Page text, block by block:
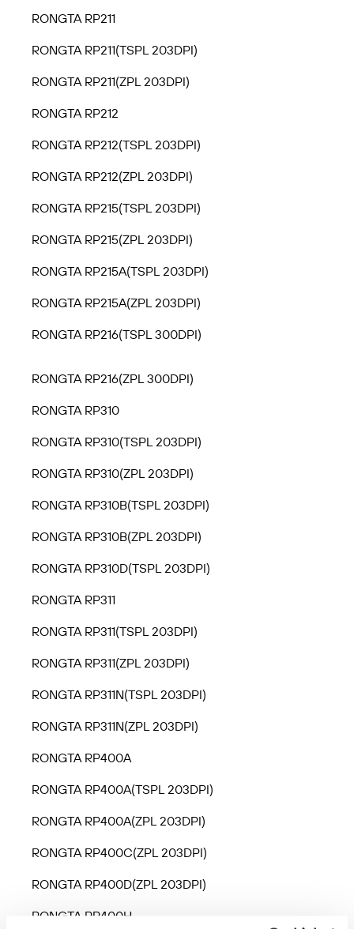
RONGTA RP211
RONGTA RP211(TSPL 203DPI)
RONGTA RP211(ZPL 203DPI)
RONGTA RP212
RONGTA RP212(TSPL 203DPI)
RONGTA RP212(ZPL 203DPI)
RONGTA RP215(TSPL 203DPI)
RONGTA RP215(ZPL 203DPI)
RONGTA RP215A(TSPL 203DPI)
RONGTA RP215A(ZPL 203DPI)
RONGTA RP216(TSPL 300DPI)
RONGTA RP216(ZPL 300DPI)
RONGTA RP310
RONGTA RP310(TSPL 203DPI)
RONGTA RP310(ZPL 203DPI)
RONGTA RP310B(TSPL 203DPI)
RONGTA RP310B(ZPL 203DPI)
RONGTA RP310D(TSPL 203DPI)
RONGTA RP311
RONGTA RP311(TSPL 203DPI)
RONGTA RP311(ZPL 203DPI)
RONGTA RP311N(TSPL 203DPI)
RONGTA RP311N(ZPL 203DPI)
RONGTA RP400A
RONGTA RP400A(TSPL 203DPI)
RONGTA RP400A(ZPL 203DPI)
RONGTA RP400C(ZPL 203DPI)
RONGTA RP400D(ZPL 203DPI)
RONGTA RP400H